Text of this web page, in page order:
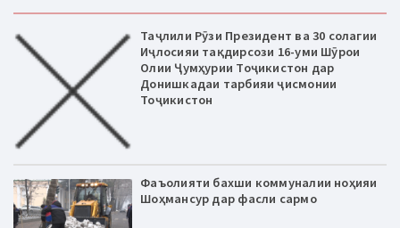
Таҷлили Рӯзи Президент ва 30 солагии
Иҷлосияи тақдирсози 16-уми Шӯрои
Олии Ҷумҳурии Тоҷикистон дар
Донишкадаи тарбияи ҷисмонии
Тоҷикистон
Фаъолияти бахши коммуналии ноҳияи
Шоҳмансур дар фасли сармо